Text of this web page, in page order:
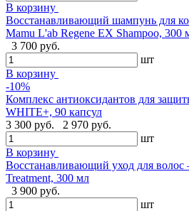
В корзину
Восстанавливающий шампунь для
Mamu L'ab Regene EX Shampoo, 300
3 700 руб.
шт
В корзину
-10%
Комплекс антиоксидантов для
WHITE+, 90 капсул
3 300 руб.
2 970 руб.
шт
В корзину
Восстанавливающий уход для волос
Treatment, 300 мл
3 900 руб.
шт